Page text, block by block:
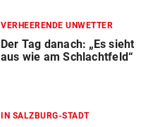
VERHEERENDE UNWETTER
Der Tag danach: „Es sieht
aus wie am Schlachtfeld“
IN SALZBURG-STADT